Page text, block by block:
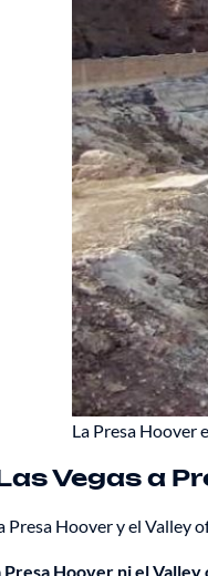
La Presa Hoover
Vegas a
Hoover y el Valley
Presa Hoover ni el